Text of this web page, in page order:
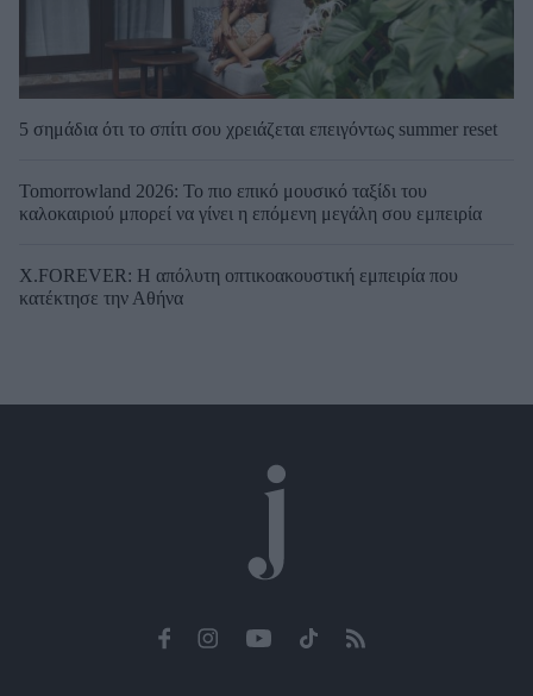
5 σημάδια ότι το σπίτι σου χρειάζεται επειγόντως summer reset
Tomorrowland 2026: Το πιο επικό μουσικό ταξίδι του
καλοκαιριού μπορεί να γίνει η επόμενη μεγάλη σου εμπειρία
X.FOREVER: Η απόλυτη οπτικοακουστική εμπειρία που
κατέκτησε την Αθήνα